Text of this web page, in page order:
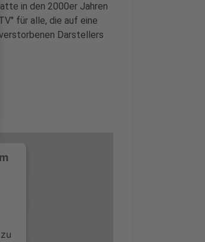
in den 2000er Jahren
für alle, die auf eine
Darstellers